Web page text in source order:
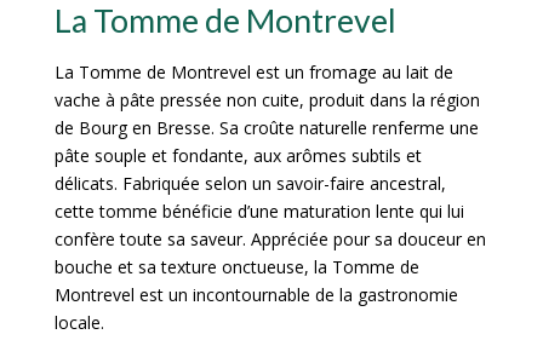
La Tomme de Montrevel
La Tomme de Montrevel est un fromage au lait de
vache à pâte pressée non cuite, produit dans la région
de Bourg en Bresse. Sa croûte naturelle renferme une
pâte souple et fondante, aux arômes subtils et
délicats. Fabriquée selon un savoir-faire ancestral,
cette tomme bénéficie d’une maturation lente qui lui
confère toute sa saveur. Appréciée pour sa douceur en
bouche et sa texture onctueuse, la Tomme de
Montrevel est un incontournable de la gastronomie
locale.